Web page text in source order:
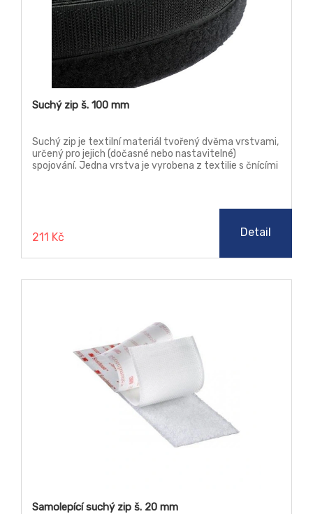
Suchý zip š. 100 mm
Suchý zip je textilní materiál tvořený dvěma vrstvami,
určený pro jejich (dočasné nebo nastavitelné)
spojování. Jedna vrstva je vyrobena z textilie s čnícími
211 Kč Detail
Samolepící suchý zip š. 20 mm